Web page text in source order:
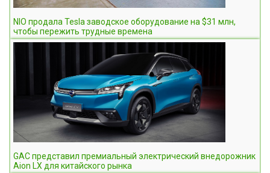
NIO продала Tesla заводское оборудование на $31 млн,
чтобы пережить трудные времена
GAC представил премиальный электрический внедорожник
Aion LX для китайского рынка